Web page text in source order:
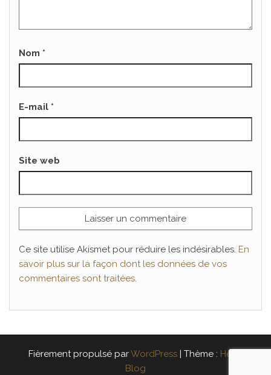
Nom *
E-mail *
Site web
Ce site utilise Akismet pour réduire les indésirables. En
savoir plus sur la façon dont les données de vos
commentaires sont traitées.
Fièrement propulsé parWordPress | Thème : Head
Blog